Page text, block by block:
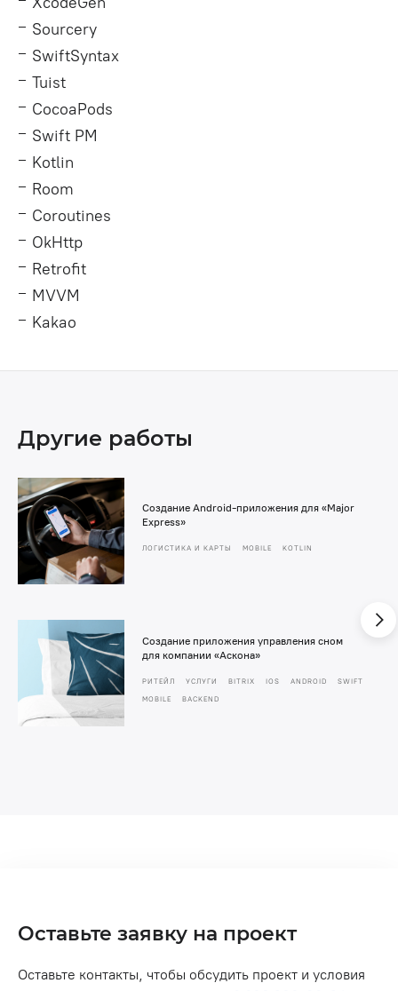
Sourcery
SwiftSyntax
Tuist
CocoaPods
Swift PM
Kotlin
Room
Coroutines
OkHttp
Retrofit
MVVM
Kakao
Другие работы
Создание Android-приложения для «Major
Express»
ЛОГИСТИКА И КАРТЫ MOBILE KOTLIN
Создание приложения управления сном
для компании «Аскона»
РИТЕЙЛ УСЛУГИ BITRIX IOS ANDROID
SWIFT
MOBILE
BACKEND
Оставьте заявку на проект
Оставьте контакты, чтобы обсудить проект и условия